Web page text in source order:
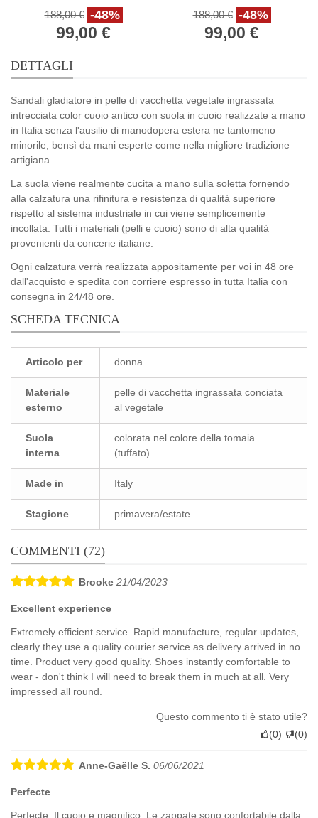
moro fatti a mano in
Italia
188,00 € -48%
99,00 €
Italia in pelle bianco
188,00 € -48%
99,00 €
DETTAGLI
Sandali gladiatore in pelle di vacchetta vegetale ingrassata
intrecciata color cuoio antico con suola in cuoio realizzate a mano
in Italia senza l'ausilio di manodopera estera ne tantomeno
minorile, bensì da mani esperte come nella migliore tradizione
artigiana.
La suola viene realmente cucita a mano sulla soletta fornendo
alla calzatura una rifinitura e resistenza di qualità superiore
rispetto al sistema industriale in cui viene semplicemente
incollata. Tutti i materiali (pelli e cuoio) sono di alta qualità
provenienti da concerie italiane.
Ogni calzatura verrà realizzata appositamente per voi in 48 ore
dall'acquisto e spedita con corriere espresso in tutta Italia con
consegna in 24/48 ore.
SCHEDA TECNICA
Articolo per donna
Materiale
esterno
pelle di vacchetta ingrassata conciata
al vegetale
Suola
interna
colorata nel colore della tomaia
(tuffato)
Made in Italy
Stagione primavera/estate
COMMENTI (72)
Brooke 21/04/2023
Excellent experience
Extremely efficient service. Rapid manufacture, regular updates,
clearly they use a quality courier service as delivery arrived in no
time. Product very good quality. Shoes instantly comfortable to
wear - don't think I will need to break them in much at all. Very
impressed all round.
Questo commento ti è stato utile?
(0) (0)
Anne-Gaëlle S. 06/06/2021
Perfecte
Perfecte. Il cuoio e magnifico. Le zappate sono confortabile dalla